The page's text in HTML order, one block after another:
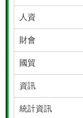
人資
財會
國貿
資訊
統計資訊